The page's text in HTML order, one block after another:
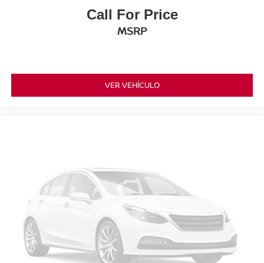
Call For Price
MSRP
VER VEHÍCULO